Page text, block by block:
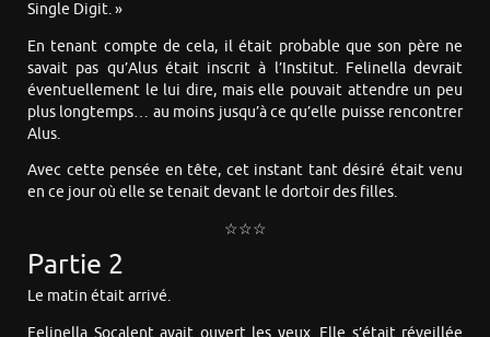
Single Digit. »
En tenant compte de cela, il était probable que son père ne
savait pas qu’Alus était inscrit à l’Institut. Felinella devrait
éventuellement le lui dire, mais elle pouvait attendre un peu
plus longtemps… au moins jusqu’à ce qu’elle puisse rencontrer
Alus.
Avec cette pensée en tête, cet instant tant désiré était venu
en ce jour où elle se tenait devant le dortoir des filles.
☆☆☆
Partie 2
Le matin était arrivé.
Felinella Socalent avait ouvert les yeux. Elle s’était réveillée